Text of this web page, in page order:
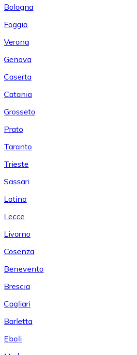
Bologna
Foggia
Verona
Genova
Caserta
Catania
Grosseto
Prato
Taranto
Trieste
Sassari
Latina
Lecce
Livorno
Cosenza
Benevento
Brescia
Cagliari
Barletta
Eboli